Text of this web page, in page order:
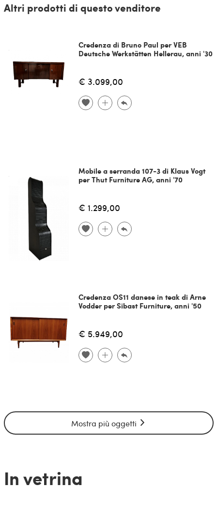
Altri prodotti di questo venditore
Credenza di Bruno Paul per VEB
Deutsche Werkstätten Hellerau, anni '30
€ 3.099,00
Mobile a serranda 107-3 di Klaus Vogt
per Thut Furniture AG, anni '70
€ 1.299,00
Credenza OS11 danese in teak di Arne
Vodder per Sibast Furniture, anni '50
€ 5.949,00
Mostra più oggetti
In vetrina